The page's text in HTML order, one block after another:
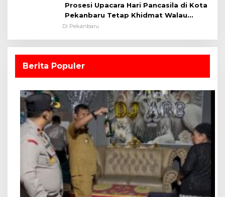
Prosesi Upacara Hari Pancasila di Kota
Pekanbaru Tetap Khidmat Walau
Dalam Ruangan
Di Pekanbaru
Berita Populer